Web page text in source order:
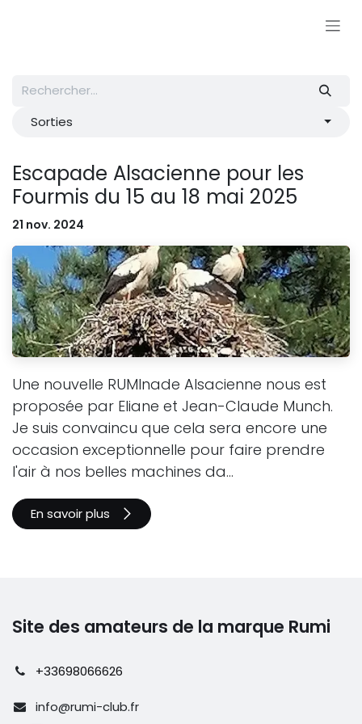
Sorties
Escapade Alsacienne pour les
Fourmis du 15 au 18 mai 2025
21 nov. 2024
Une nouvelle RUMInade Alsacienne nous est
proposée par Eliane et Jean-Claude Munch.
Je suis convaincu que cela sera encore une
occasion exceptionnelle pour faire prendre
l'air à nos belles machines da...
En savoir plus
Site des amateurs de la marque Rumi
+33698066626
info@rumi-club.fr